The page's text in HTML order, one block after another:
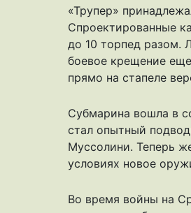
«Трупер»
Спроектированные
до 10 торпед разом.
боевое крещение
прямо на стапеле
Субмарина вошла в
стал опытный
Муссолини. Теперь
условиях новое
Во время войны на